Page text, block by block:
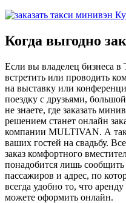
Когда выгодно
Если вы владелец бизнеса
встретить или проводить
на выставку или
поездку с друзьями,
не знаете, где заказать
решением станет онлайн
компании MULTIVAN. А
ваших гостей на свадьбу.
заказ комфортного
понадобится лишь сообщить
пассажиров и адрес, по
всегда удобно то, что
можете оформить онлайн.